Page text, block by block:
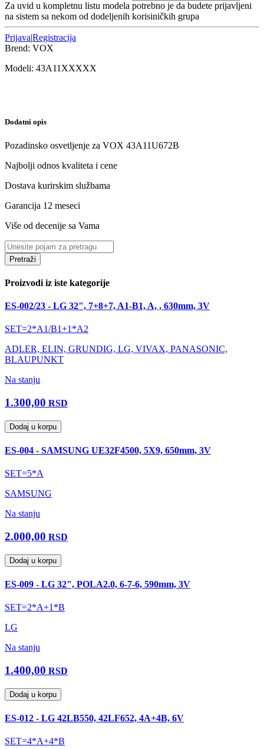
Za uvid u kompletnu listu modela potrebno je da budete prijavljeni
na sistem sa nekom od dodeljenih korisiničkih grupa
Prijava|Registracija
Brend: VOX
Modeli: 43A11 XXXXX
Dodatni opis
Pozadinsko osvetljenje za VOX 43A11U672B
Najbolji odnos kvaliteta i cene
Dostava kurirskim službama
Garancija 12 meseci
Više od decenije sa Vama
Pretraži
Proizvodi iz iste kategorije
ES-002/23 - LG 32", 7+8+7, A1-B1, A, , 630mm, 3V
SET=2*A1/B1+1*A2
ADLER, ELIN, GRUNDIG, LG, VIVAX, PANASONIC,
BLAUPUNKT
Na stanju
1.300,00 RSD
Dodaj u korpu
ES-004 - SAMSUNG UE32F4500, 5X9, 650mm, 3V
SET=5*A
SAMSUNG
Na stanju
2.000,00 RSD
Dodaj u korpu
ES-009 - LG 32", POLA2.0, 6-7-6, 590mm, 3V
SET=2*A+1*B
LG
Na stanju
1.400,00 RSD
Dodaj u korpu
ES-012 - LG 42LB550, 42LF652, 4A+4B, 6V
SET=4*A+4*B